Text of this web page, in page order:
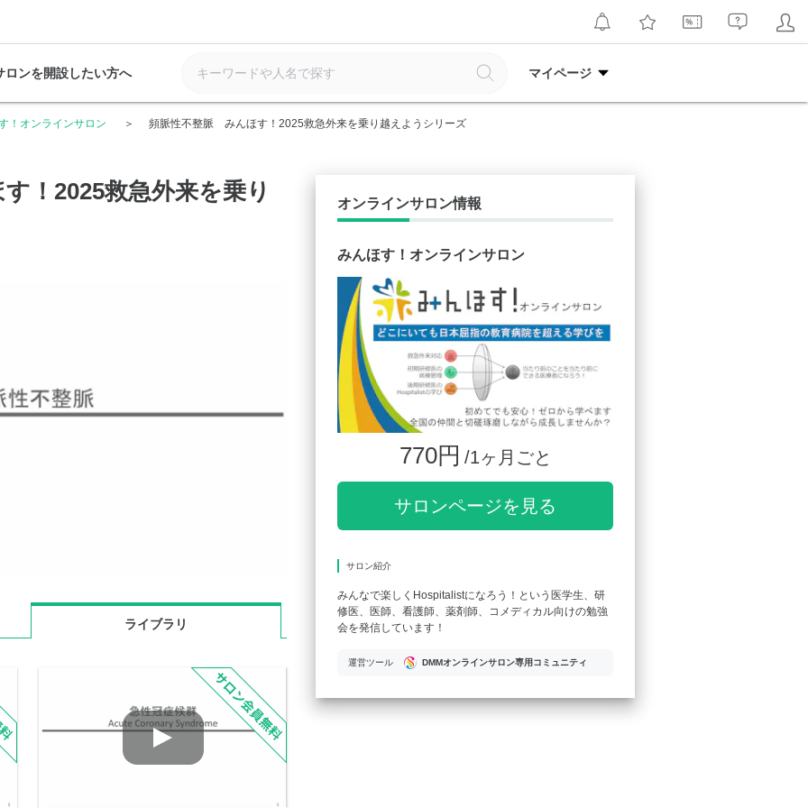
ロンを開設したい方へ マイページ
！オンラインサロン 頻脈性不整脈 みんほす！2025救急外来を乗り越えようシリーズ
！2025救急外来を乗り
ライブラリ
オンラインサロン情報
みんほす！オンラインサロン
770円 /1ヶ月ごと
サロンページを見る
サロン紹介
みんなで楽しくHospitalistになろう！という医学生、研
修医、医師、看護師、薬剤師、コメディカル向けの勉強
会を発信しています！
運営ツール DMMオンラインサロン専用コミュニティ